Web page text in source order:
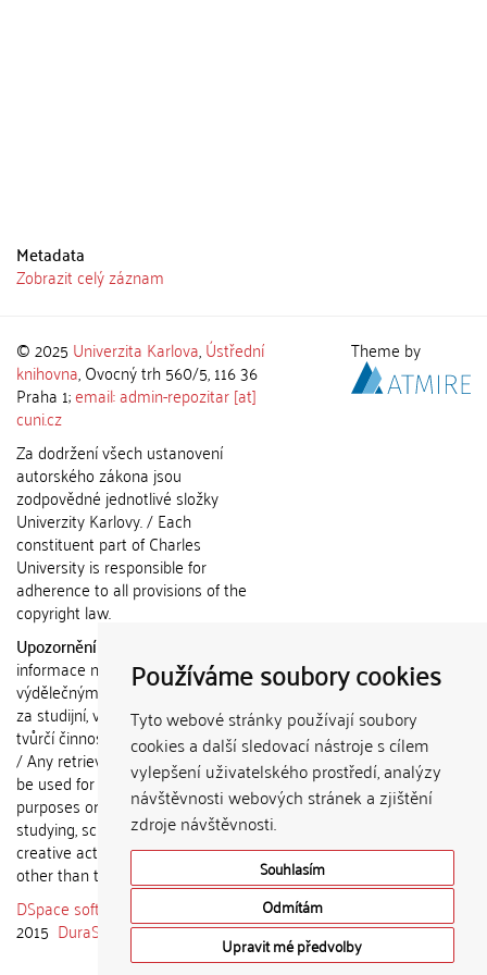
Používáme soubory cookies
Tyto webové stránky používají soubory
cookies a další sledovací nástroje s cílem
vylepšení uživatelského prostředí, analýzy
návštěvnosti webových stránek a zjištění
zdroje návštěvnosti.
Souhlasím
Odmítám
Upravit mé předvolby
Metadata
Zobrazit celý záznam
© 2025 Univerzita Karlova,Ústřední
knihovna, Ovocný trh 560/5, 116 36
Praha 1;email: admin-repozitar [at]
cuni.cz
Za dodržení všech ustanovení
autorského zákona jsou
zodpovědné jednotlivé složky
Univerzity Karlovy. / Each
constituent part of Charles
University is responsible for
adherence to all provisions of the
copyright law.
Upozornění / Notice:
informace nemohou být použity k
výdělečným účelům nebo vydávány
za studijní, vědeckou nebo jinou
tvůrčí činnost jiné osoby než autora.
/ Any retrieved information shall not
be used for any commercial
purposes or claimed as results of
studying, scientific or any other
creative activities of any person
other than the author.
DSpace software
copyright © 2002-
2015 DuraSpace
Theme by